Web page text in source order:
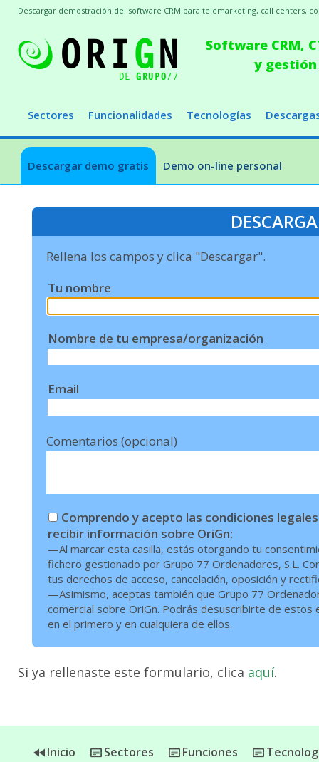
Software CRM,
y
Sectores Funcionalidades Tecnologías
Descargar demo gratis Demo on-line personal
Descargar demostración del software CRM para telemarketing, call centers,
Rellena los campos y clica "Descargar".
Tu nombre
Nombre de tu empresa/organización
Email
Comentarios (opcional)
Comprendo y acepto las condiciones
recibir información sobre OriGn:
—Al marcar esta casilla, estás otorgando tu
fichero gestionado por Grupo 77 Ordenadores, S.L.
tus derechos de acceso, cancelación, oposición y
—Asimismo, aceptas también que Grupo 77
comercial sobre OriGn. Podrás desuscribirte de estos
en el primero y en cualquiera de ellos.
Si ya rellenaste este formulario, clica aquí.
Inicio Sectores Funciones